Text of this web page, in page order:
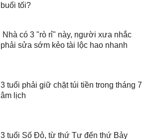
buổi tối?
Nhà có 3 "rò rỉ" này, người xưa nhắc
phải sửa sớm kẻo tài lộc hao nhanh
3 tuổi phải giữ chặt túi tiền trong tháng 7
âm lịch
3 tuổi Số Đỏ, từ thứ Tư đến thứ Bảy